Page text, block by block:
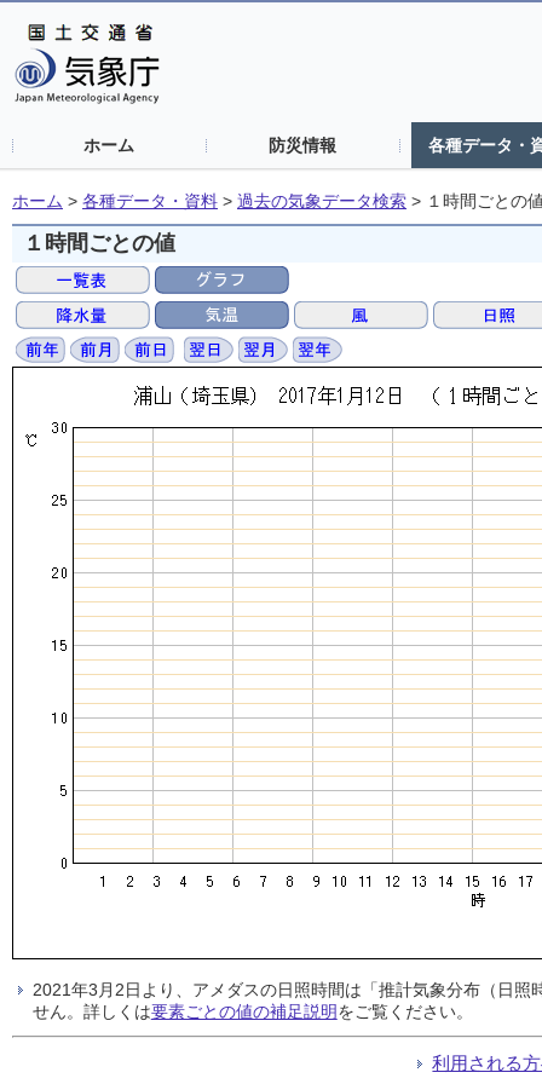
ホーム 防災情報 各種データ・
ホーム > 各種データ・資料 > 過去の気象データ検索 > １時間ごとの
１時間ごとの値
2021年3月2日より、アメダスの日照時間は「推計気象分布（日
せん。詳しくは要素ごとの値の補足説明をご覧ください。
利用される